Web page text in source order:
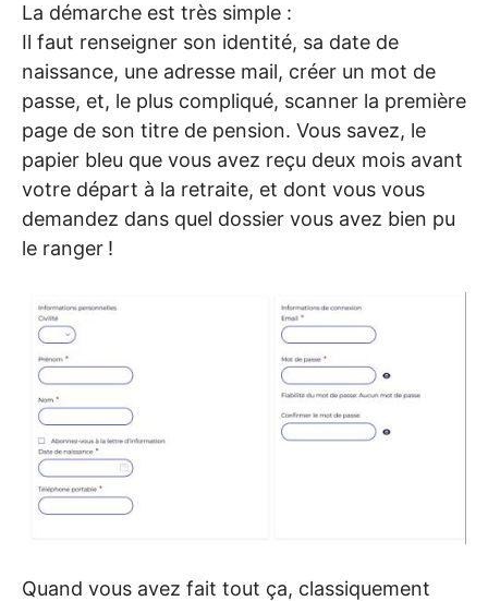
La démarche est très simple :
Il faut renseigner son identité, sa date de
naissance, une adresse mail, créer un mot de
passe, et, le plus compliqué, scanner la première
page de son titre de pension. Vous savez, le
papier bleu que vous avez reçu deux mois avant
votre départ à la retraite, et dont vous vous
demandez dans quel dossier vous avez bien pu
le ranger !
Quand vous avez fait tout ça, classiquement